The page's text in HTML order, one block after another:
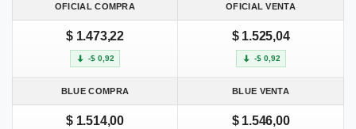
OFICIAL COMPRA OFICIAL VENTA
$ 1.473,22
-$ 0,92
$ 1.525,04
-$ 0,92
BLUE COMPRA BLUE VENTA
$ 1.514,00 $ 1.546,00